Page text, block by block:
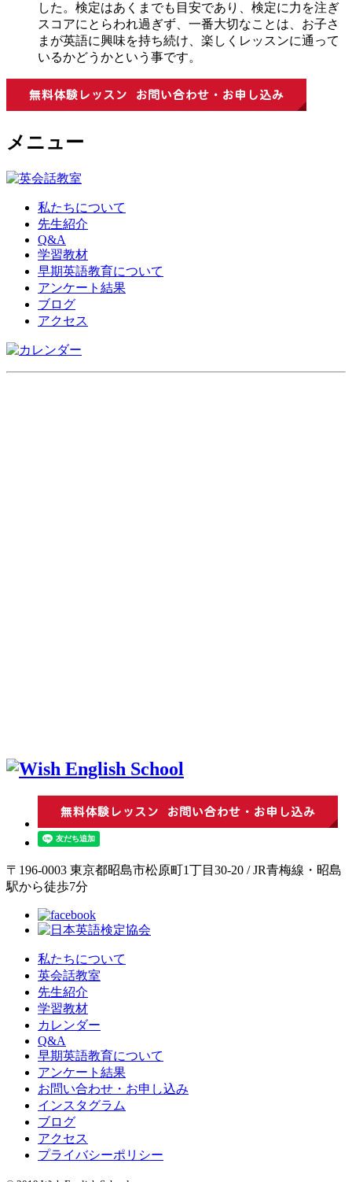
した。検定はあくまでも目安であり、検定に力を注ぎ
スコアにとらわれ過ぎず、一番大切なことは、お子さ
まが英語に興味を持ち続け、楽しくレッスンに通って
いるかどうかという事です。
メニュー
私たちについて
先生紹介
Q&A
学習教材
早期英語教育について
アンケート結果
ブログ
アクセス
〒196-0003 東京都昭島市松原町1丁目30-20 / JR青梅線・昭島
駅から徒歩7分
私たちについて
英会話教室
先生紹介
学習教材
カレンダー
Q&A
早期英語教育について
アンケート結果
お問い合わせ・お申し込み
インスタグラム
ブログ
アクセス
プライバシーポリシー